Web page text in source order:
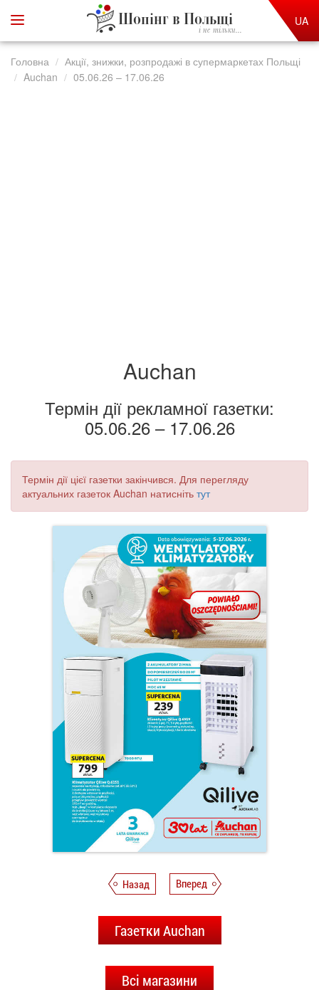
Шопінг в Польщі
і не тільки...
UA
Головна
Акції, знижки, розпродажі в супермаркетах Польщі
Auchan
05.06.26 – 17.06.26
Auchan
Термін дії рекламної газетки:
05.06.26 – 17.06.26
Термін дії цієї газетки закінчився. Для перегляду
актуальних газеток Auchan натисніть тут
Назад Вперед
Газетки Auchan
Всі магазини